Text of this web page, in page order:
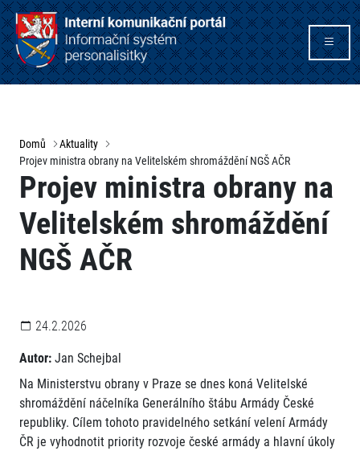
Domů
Aktuality
Projev ministra obrany na Velitelském shromáždění NGŠ AČR
Projev ministra obrany na
Velitelském shromáždění
NGŠ AČR
24.2.2026
Autor: Jan Schejbal
Na Ministerstvu obrany v Praze se dnes koná Velitelské
shromáždění náčelníka Generálního štábu Armády České
republiky. Cílem tohoto pravidelného setkání velení Armády
ČR je vyhodnotit priority rozvoje české armády a hlavní úkoly